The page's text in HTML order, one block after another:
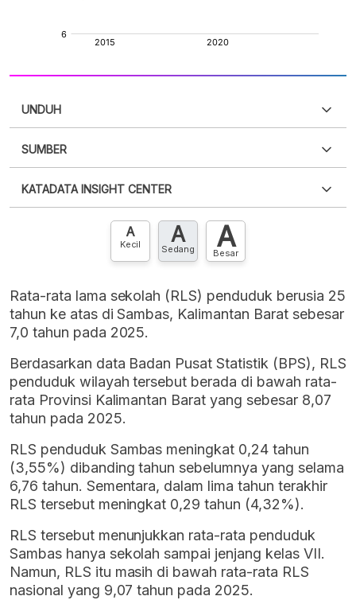
UNDUH
XLS
SUMBER
punya akun?Silakan Daftar sekarang
KATADATA INSIGHT CENTER
Hubungi sekarang »
A
Kecil A
Sedang A
Besar
Rata-rata lama sekolah (RLS) penduduk berusia 25
tahun ke atas di Sambas, Kalimantan Barat sebesar
7,0 tahun pada 2025.
Berdasarkan data Badan Pusat Statistik (BPS), RLS
penduduk wilayah tersebut berada di bawah rata-
rata Provinsi Kalimantan Barat yang sebesar 8,07
tahun pada 2025.
RLS penduduk Sambas meningkat 0,24 tahun
(3,55%) dibanding tahun sebelumnya yang selama
6,76 tahun. Sementara, dalam lima tahun terakhir
RLS tersebut meningkat 0,29 tahun (4,32%).
RLS tersebut menunjukkan rata-rata penduduk
Sambas hanya sekolah sampai jenjang kelas VII.
Namun, RLS itu masih di bawah rata-rata RLS
nasional yang 9,07 tahun pada 2025.